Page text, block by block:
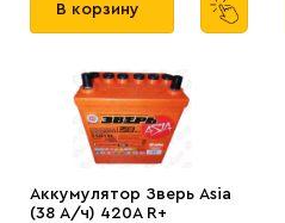
В корзину
Аккумулятор Зверь Asia
(38 А/ч) 420A R+